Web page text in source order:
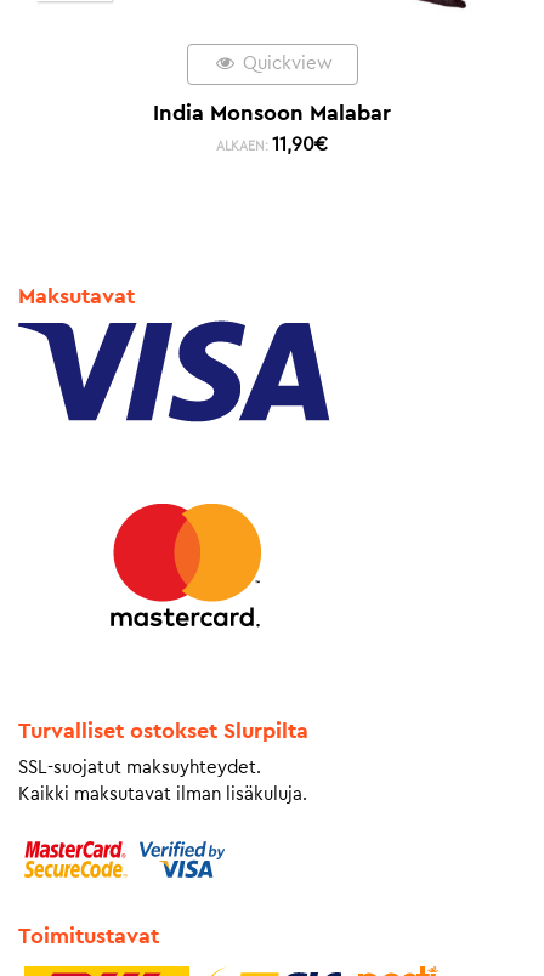
Quickview
India Monsoon Malabar
ALKAEN: 11,90€
Maksutavat
Turvalliset ostokset Slurpilta
SSL-suojatut maksuyhteydet.
Kaikki maksutavat ilman lisäkuluja.
Toimitustavat